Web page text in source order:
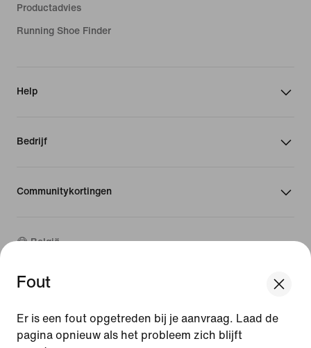
Update your location?
Fout
Er is een fout opgetreden bij je aanvraag. Laad de
pagina opnieuw als het probleem zich blijft
Productadvies
Running Shoe Finder
Help
Bedrijf
Communitykortingen
België
© 2026
Gebruiksvoorwaarden
Verkoopvoorwaarden